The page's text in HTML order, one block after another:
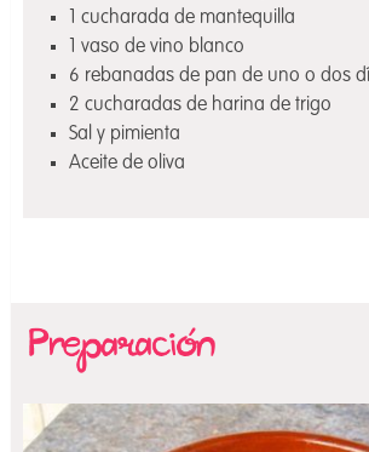
1 cucharada de mantequilla
1 vaso de vino blanco
6 rebanadas de pan de uno o dos
2 cucharadas de harina de trigo
Sal y pimienta
Aceite de oliva